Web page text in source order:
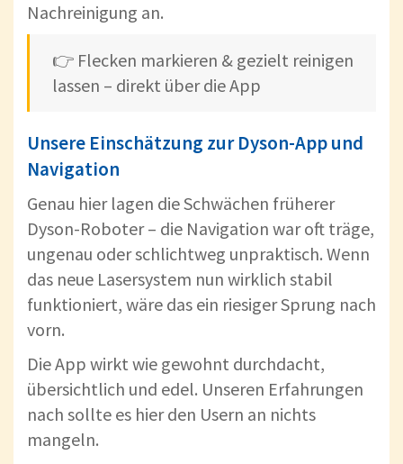
Nachreinigung an.
👉 Flecken markieren & gezielt reinigen
lassen – direkt über die App
Unsere Einschätzung zur Dyson-App und
Navigation
Genau hier lagen die Schwächen früherer
Dyson-Roboter – die Navigation war oft träge,
ungenau oder schlichtweg unpraktisch. Wenn
das neue Lasersystem nun wirklich stabil
funktioniert, wäre das ein riesiger Sprung nach
vorn.
Die App wirkt wie gewohnt durchdacht,
übersichtlich und edel. Unseren Erfahrungen
nach sollte es hier den Usern an nichts
mangeln.